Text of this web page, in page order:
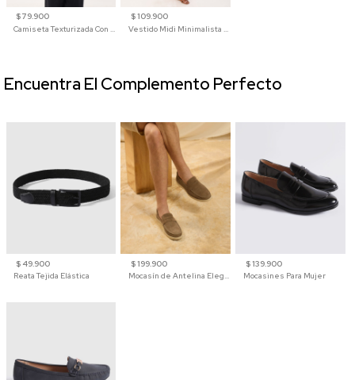
$ 79.900
Camiseta Texturizada Con Cuello En V Para Mujer
$ 109.900
Vestido Midi Minimalista De Silueta Amplia
$ 49.900
Reata Tejida Elástica
$ 199.900
Mocasín de Antelina Elegante con Suela de Contraste Para Hombre
$ 139.900
Mocasines Para Mujer
Encuentra El Complemento Perfecto